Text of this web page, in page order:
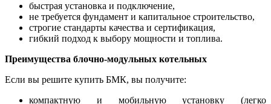
быстрая установка и подключение,
не требуется фундамент и капитальное строительство,
строгие стандарты качества и сертификация,
гибкий подход к выбору мощности и топлива.
Преимущества блочно-модульных котельных
Если вы решите купить БМК, вы получите:
компактную и мобильную установку (легко